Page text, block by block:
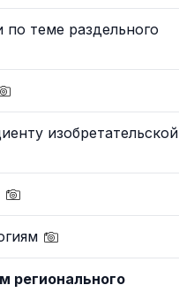
по теме раздельного
изобретательской
регионального